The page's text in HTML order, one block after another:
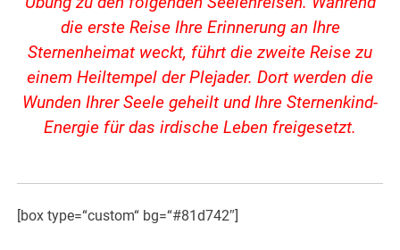
die erste Reise Ihre Erinnerung an Ihre
Sternenheimat weckt, führt die zweite Reise zu
einem Heiltempel der Plejader. Dort werden die
Wunden Ihrer Seele geheilt und Ihre Sternenkind-
Energie für das irdische Leben freigesetzt.
[box type=“custom“ bg=“#81d742″]